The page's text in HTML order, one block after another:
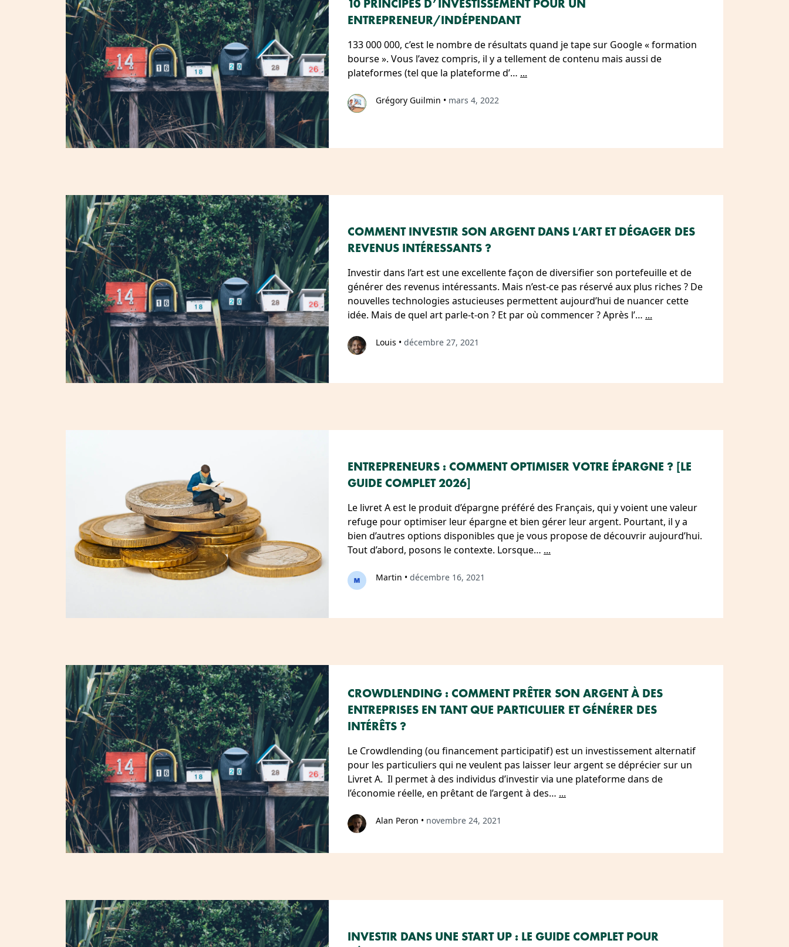
10 PRINCIPES D’INVESTISSEMENT POUR UN
ENTREPRENEUR/INDÉPENDANT
133 000 000, c’est le nombre de résultats quand je tape sur Google « formation
bourse ». Vous l’avez compris, il y a tellement de contenu mais aussi de
plateformes (tel que la plateforme d’… ...
Grégory Guilmin • mars 4, 2022
COMMENT INVESTIR SON ARGENT DANS L’ART ET DÉGAGER DES
REVENUS INTÉRESSANTS ?
Investir dans l’art est une excellente façon de diversifier son portefeuille et de
générer des revenus intéressants. Mais n’est-ce pas réservé aux plus riches ? De
nouvelles technologies astucieuses permettent aujourd’hui de nuancer cette
idée. Mais de quel art parle-t-on ? Et par où commencer ? Après l’… ...
Louis • décembre 27, 2021
ENTREPRENEURS : COMMENT OPTIMISER VOTRE ÉPARGNE ? [LE
GUIDE COMPLET 2026]
Le livret A est le produit d’épargne préféré des Français, qui y voient une valeur
refuge pour optimiser leur épargne et bien gérer leur argent. Pourtant, il y a
bien d’autres options disponibles que je vous propose de découvrir aujourd’hui.
Tout d’abord, posons le contexte. Lorsque… ...
Martin • décembre 16, 2021
CROWDLENDING : COMMENT PRÊTER SON ARGENT À DES
ENTREPRISES EN TANT QUE PARTICULIER ET GÉNÉRER DES
INTÉRÊTS ?
Le Crowdlending (ou financement participatif) est un investissement alternatif
pour les particuliers qui ne veulent pas laisser leur argent se déprécier sur un
Livret A. Il permet à des individus d’investir via une plateforme dans de
l’économie réelle, en prêtant de l’argent à des… ...
Alan Peron • novembre 24, 2021
INVESTIR DANS UNE START UP : LE GUIDE COMPLET POUR